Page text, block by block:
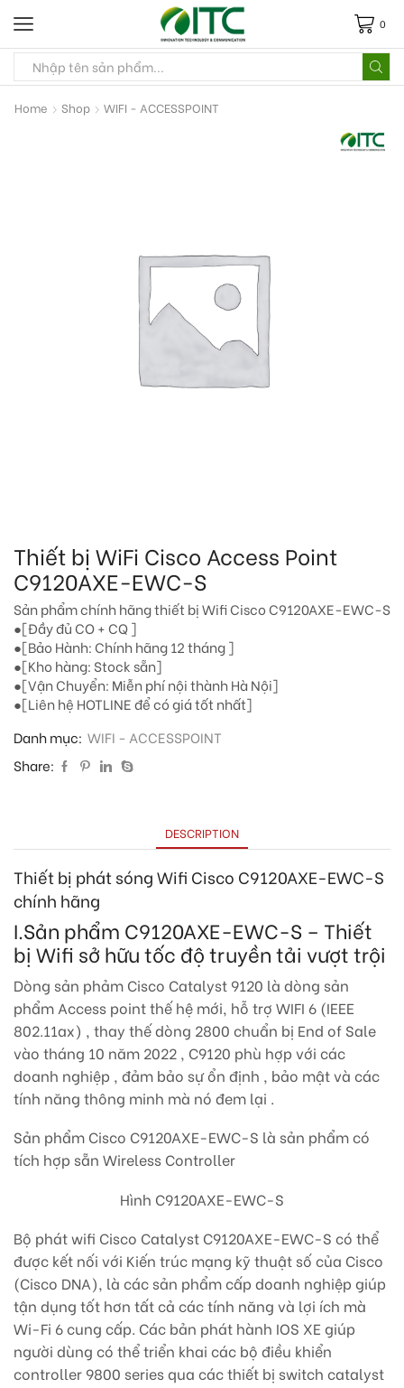
0
Home Shop WIFI - ACCESSPOINT
Thiết bị WiFi Cisco Access Point
C9120AXE-EWC-S
Sản phẩm chính hãng thiết bị Wifi Cisco C9120AXE-EWC-S
●[Đầy đủ CO + CQ ]
●[Bảo Hành: Chính hãng 12 tháng ]
●[Kho hàng: Stock sẵn]
●[Vận Chuyển: Miễn phí nội thành Hà Nội]
●[Liên hệ HOTLINE để có giá tốt nhất]
Danh mục: WIFI - ACCESSPOINT
Share:
DESCRIPTION
Thiết bị phát sóng Wifi Cisco C9120AXE-EWC-S
chính hãng
I.Sản phẩm C9120AXE-EWC-S – Thiết
bị Wifi sở hữu tốc độ truyền tải vượt trội
Dòng sản phảm Cisco Catalyst 9120 là dòng sản
phẩm Access point thế hệ mới, hỗ trợ WIFI 6 (IEEE
802.11ax) , thay thế dòng 2800 chuẩn bị End of Sale
vào tháng 10 năm 2022 , C9120 phù hợp với các
doanh nghiệp , đảm bảo sự ổn định , bảo mật và các
tính năng thông minh mà nó đem lại .
Sản phẩm Cisco C9120AXE-EWC-S là sản phẩm có
tích hợp sẵn Wireless Controller
Hình C9120AXE-EWC-S
Bộ phát wifi Cisco Catalyst C9120AXE-EWC-S có thể
được kết nối với Kiến trúc mạng kỹ thuật số của Cisco
(Cisco DNA), là các sản phẩm cấp doanh nghiệp giúp
tận dụng tốt hơn tất cả các tính năng và lợi ích mà
Wi-Fi 6 cung cấp. Các bản phát hành IOS XE giúp
người dùng có thể triển khai các bộ điều khiển
controller 9800 series qua các thiết bị switch catalyst